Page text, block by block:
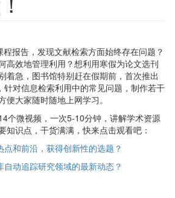
报告，发现文献检索方面始终存在问题？
高效地管理利用？想利用寒假为论文选刊
急，图书馆特别赶在假期前，首次推出
针对信息检索利用中的常见问题，制作若干
大家随时随地上网学习。
个微视频，一次5-10分钟，讲解学术资源
知识点，干货满满，快来点击观看吧：
和前沿，获得创新性的选题？
动追踪研究领域的最新动态？